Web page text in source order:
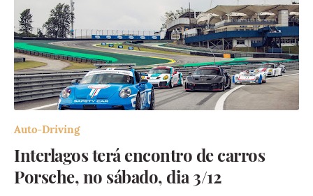
Auto-Driving
Interlagos terá encontro de carros
Porsche, no sábado, dia 3/12